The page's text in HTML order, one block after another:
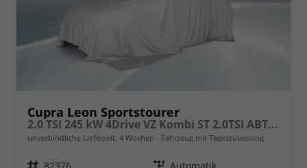
Cupra Leon Sportstourer
2.0 TSI 245 kW 4Drive VZ Kombi ST 2.0TSI ABT AHK Sound ACC
unverbindliche Lieferzeit: 4 Wochen Fahrzeug mit Tageszulassung
Fahrzeugnr. 82376 Getriebe Automatik